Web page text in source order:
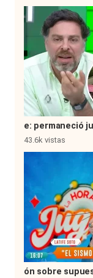
e: permaneció
43.6k vistas
ón sobre